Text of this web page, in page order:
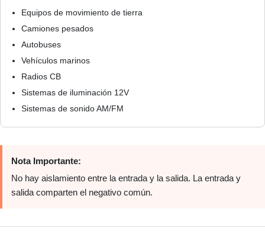
Equipos de movimiento de tierra
Camiones pesados
Autobuses
Vehículos marinos
Radios CB
Sistemas de iluminación 12V
Sistemas de sonido AM/FM
Nota Importante:
No hay aislamiento entre la entrada y la salida. La entrada y
salida comparten el negativo común.